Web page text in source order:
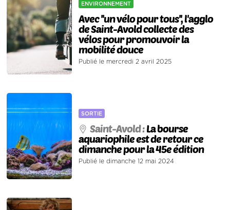
ENVIRONNEMENT
Avec ''un vélo pour tous'', l'agglo
de Saint-Avold collecte des
vélos pour promouvoir la
mobilité douce
Publié le mercredi 2 avril 2025
SORTIE
Saint-Avold :La bourse
aquariophile est de retour ce
dimanche pour la 45e édition
Publié le dimanche 12 mai 2024